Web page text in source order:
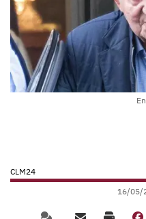
CLM24
16/05/